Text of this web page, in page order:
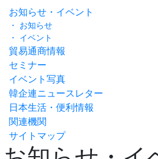
支部 ウ
クセシ
ビリテ
お知らせ・イベント
・ お知らせ
・ イベント
貿易通商情報
セミナー
イベント写真
韓企連ニュースレター
日本生活・便利情報
関連機関
サイトマップ